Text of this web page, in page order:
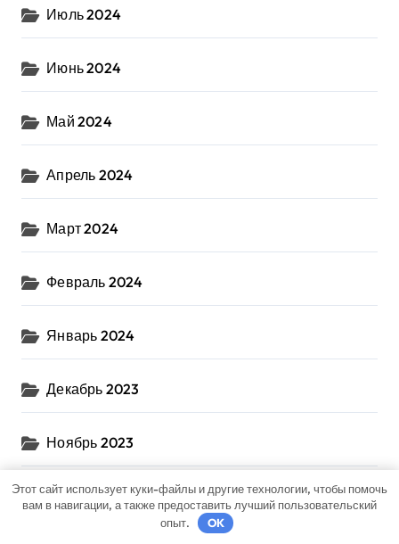
Июль 2024
Июнь 2024
Май 2024
Апрель 2024
Март 2024
Февраль 2024
Январь 2024
Декабрь 2023
Ноябрь 2023
Октябрь 2023
Этот сайт использует куки-файлы и другие технологии, чтобы помочь
вам в навигации, а также предоставить лучший пользовательский
опыт.
OK